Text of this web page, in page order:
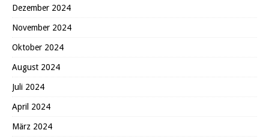
Dezember 2024
November 2024
Oktober 2024
August 2024
Juli 2024
April 2024
März 2024